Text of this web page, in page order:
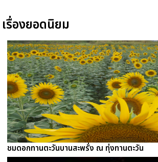
เรื่องยอดนิยม
ชมดอกทานตะวันบานสะพรั่ง ณ ทุ่งทานตะวัน